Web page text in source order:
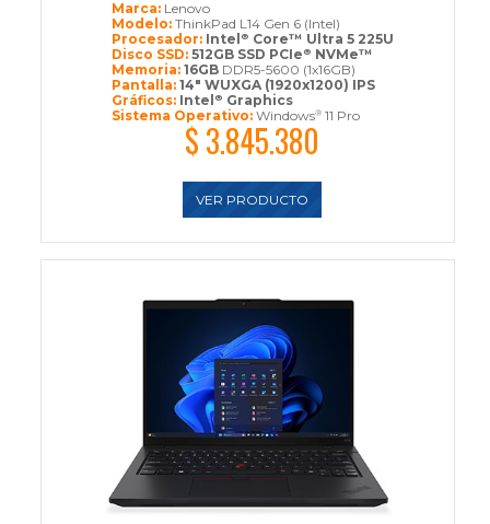
$ 3.845.380
VER PRODUCTO
Marca: Lenovo
Modelo: ThinkPad L14 Gen 6 (Intel)
Procesador: Intel ® Core™ Ultra 5 225U
Disco SSD: 512GB SSD PCIe ® NVMe™
Memoria: 16GBDDR5-5600 (1x16GB)
Pantalla: 14" WUXGA (1920x1200) IPS
Gráficos: Intel ® Graphics
Sistema Operativo: Windows®11 Pro